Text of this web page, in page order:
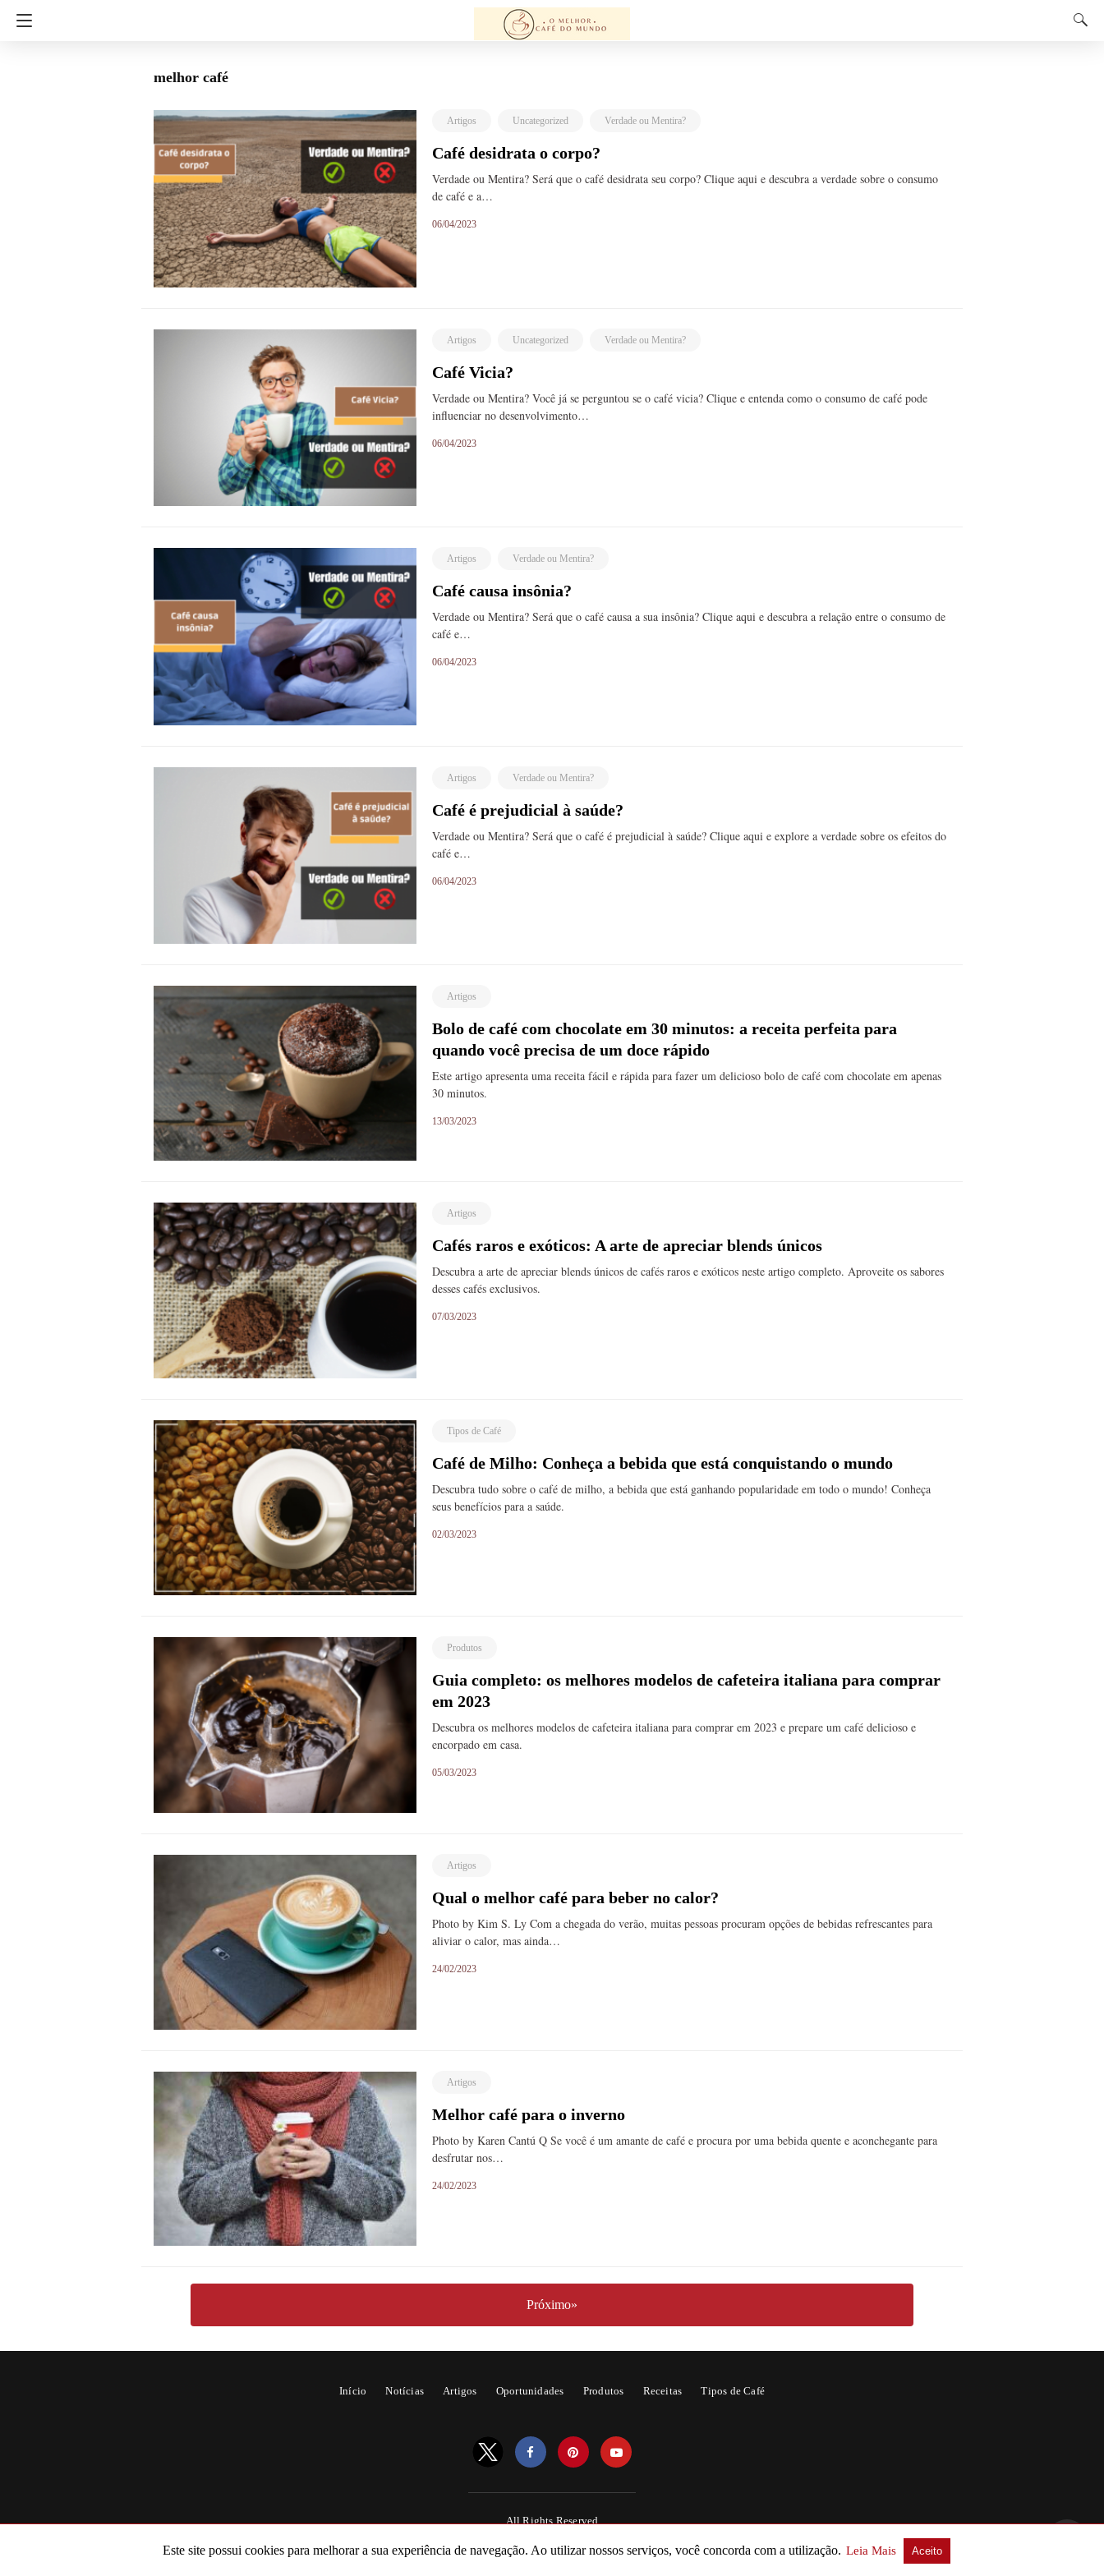
melhor café
Artigos Uncategorized Verdade ou Mentira?
Café desidrata o corpo?
Verdade ou Mentira? Será que o café desidrata seu corpo? Clique aqui e descubra a verdade sobre o consumo
de café e a…
06/04/2023
Artigos Uncategorized Verdade ou Mentira?
Café Vicia?
Verdade ou Mentira? Você já se perguntou se o café vicia? Clique e entenda como o consumo de café pode
influenciar no desenvolvimento…
06/04/2023
Artigos Verdade ou Mentira?
Café causa insônia?
Verdade ou Mentira? Será que o café causa a sua insônia? Clique aqui e descubra a relação entre o consumo de
café e…
06/04/2023
Artigos Verdade ou Mentira?
Café é prejudicial à saúde?
Verdade ou Mentira? Será que o café é prejudicial à saúde? Clique aqui e explore a verdade sobre os efeitos do
café e…
06/04/2023
Artigos
Bolo de café com chocolate em 30 minutos: a receita perfeita para
quando você precisa de um doce rápido
Este artigo apresenta uma receita fácil e rápida para fazer um delicioso bolo de café com chocolate em apenas
30 minutos.
13/03/2023
Artigos
Cafés raros e exóticos: A arte de apreciar blends únicos
Descubra a arte de apreciar blends únicos de cafés raros e exóticos neste artigo completo. Aproveite os sabores
desses cafés exclusivos.
07/03/2023
Tipos de Café
Café de Milho: Conheça a bebida que está conquistando o mundo
Descubra tudo sobre o café de milho, a bebida que está ganhando popularidade em todo o mundo! Conheça
seus benefícios para a saúde.
02/03/2023
Produtos
Guia completo: os melhores modelos de cafeteira italiana para comprar
em 2023
Descubra os melhores modelos de cafeteira italiana para comprar em 2023 e prepare um café delicioso e
encorpado em casa.
05/03/2023
Artigos
Qual o melhor café para beber no calor?
Photo by Kim S. Ly Com a chegada do verão, muitas pessoas procuram opções de bebidas refrescantes para
aliviar o calor, mas ainda…
24/02/2023
Artigos
Melhor café para o inverno
Photo by Karen Cantú Q Se você é um amante de café e procura por uma bebida quente e aconchegante para
desfrutar nos…
24/02/2023
Próximo»
Início Notícias Artigos Oportunidades Produtos Receitas Tipos de Café
All Rights Reserved
Este site possui cookies para melhorar a sua experiência de navegação. Ao utilizar nossos serviços, você concorda com a utilização. Leia Mais Aceito